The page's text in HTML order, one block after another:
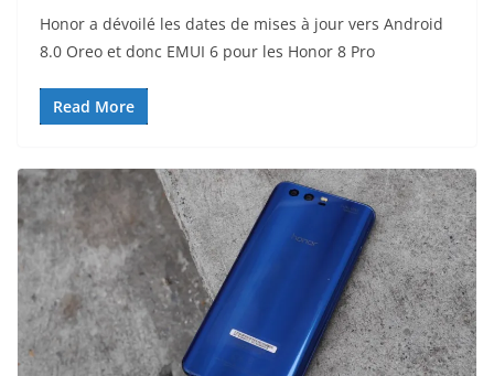
Honor a dévoilé les dates de mises à jour vers Android
8.0 Oreo et donc EMUI 6 pour les Honor 8 Pro
Read More